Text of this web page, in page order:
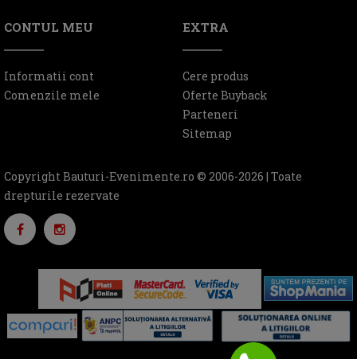
CONTUL MEU
Informatii cont
Comenzile mele
EXTRA
Cere produs
Oferte Buyback
Parteneri
Sitemap
Copyright Bauturi-Evenimente.ro © 2006-2026 | Toate
drepturile rezervate